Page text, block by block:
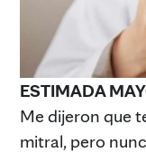
ESTIMADA
Me dijeron que
mitral, pero